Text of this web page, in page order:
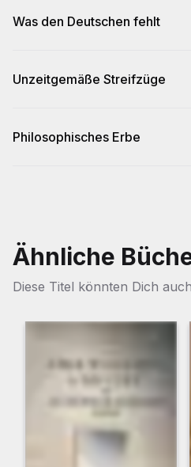
Was den Deutschen fehlt
Unzeitgemäße Streifzüge
Philosophisches Erbe
Ähnliche
Diese Titel könnten Dich